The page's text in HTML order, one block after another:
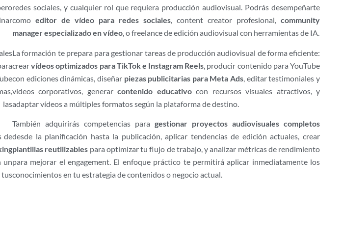
las
de
un
tus
redes sociales, y cualquier rol que requiera producción audiovisual. Podrás desempeñarte
como editor de vídeo para redes sociales, content creator profesional, community
manager especializado en vídeo, o freelance de edición audiovisual con herramientas de IA.
La formación te prepara para gestionar tareas de producción audiovisual de forma eficiente:
crearvídeos optimizados para TikTok e Instagram Reels , producir contenido para YouTube
con ediciones dinámicas, diseñar piezas publicitarias para Meta Ads , editar testimoniales y
vídeos corporativos, generarcontenido educativocon recursos visuales atractivos, y
adaptar vídeos a múltiples formatos según la plataforma de destino.
También adquirirás competencias para gestionar proyectos audiovisuales completos
desde la planificación hasta la publicación, aplicar tendencias de edición actuales, crear
plantillas reutilizables para optimizar tu flujo de trabajo, y analizar métricas de rendimiento
para mejorar el engagement. El enfoque práctico te permitirá aplicar inmediatamente los
conocimientos en tu estrategia de contenidos o negocio actual.